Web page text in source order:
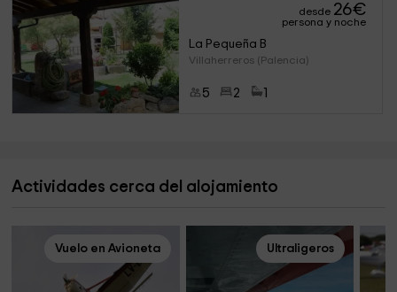
desde 26€
persona y noche
La Pequeña B
Villaherreros (Palencia)
5 2
Actividades cerca del alojamiento
Vuelo en Avioneta Ultraligeros